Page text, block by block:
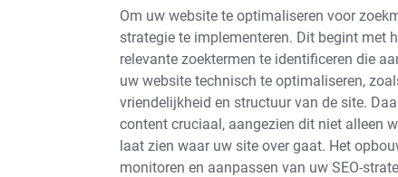
Om uw website te optimaliseren voor
strategie te implementeren. Dit begint met
relevante zoektermen te identificeren die
uw website technisch te optimaliseren,
vriendelijkheid en structuur van de site.
content cruciaal, aangezien dit niet alleen
laat zien waar uw site over gaat. Het
monitoren en aanpassen van uw SEO-